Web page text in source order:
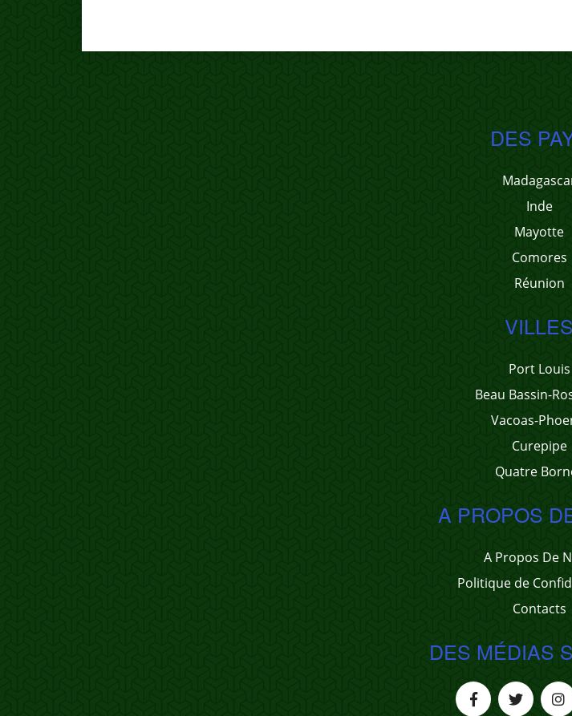
DES
Inde
Mayotte
Comores
Réunion
VILLES
Port Louis
Beau Bassin-
Vacoas-
Curepipe
Quatre
A PROPOS
A Propos De
Politique de
Contacts
DES MÉDIAS